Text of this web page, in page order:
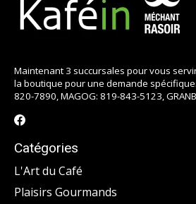
Maintenant 3 succursales pour vous
la boutique pour une demande spécifique.
820-7890, MAGOG: 819-843-5123,
Catégories
L'Art du Café
Plaisirs Gourmands